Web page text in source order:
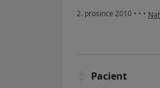
2. prosince 2010 • • •
Pacient